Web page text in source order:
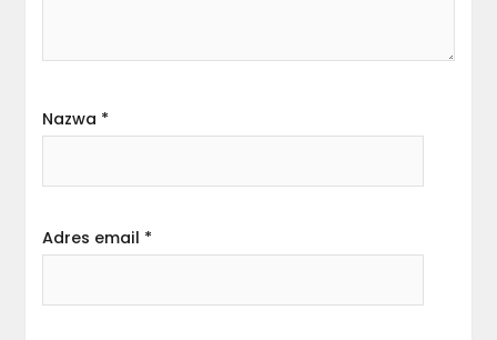
Nazwa *
Adres email *